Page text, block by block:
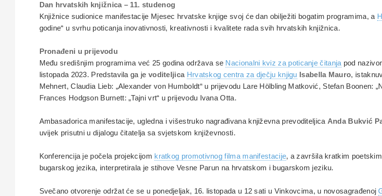
Dan hrvatskih knjižnica – 11. studenog
Knjižnice sudionice manifestacije Mjesec hrvatske knjige svoj će dan obilježiti bogatim programima, a
godine“ u svrhu poticanja inovativnosti, kreativnosti i kvalitete rada svih hrvatskih knjižnica.
Pronađeni u prijevodu
Među središnjim programima već 25 godina održava se Nacionalni kviz za poticanje čitanja pod
listopada 2023. Predstavila ga je voditeljica Hrvatskog centra za dječju knjigu Isabella Mauro,
Mehnert, Claudia Lieb: „Alexander von Humboldt“ u prijevodu Lare Hölbling Matković, Stefan Boonen:
Frances Hodgson Burnett: „Tajni vrt“ u prijevodu Ivana Otta.
Ambasadorica manifestacije, ugledna i višestruko nagrađivana književna prevoditeljica Anda Bukvić
uvijek prisutni u dijalogu čitatelja sa svjetskom književnosti.
Konferencija je počela projekcijom kratkog promotivnog filma manifestacije, a završila kratkim
bugarskog jezika, interpretirala je stihove Vesne Parun na hrvatskom i bugarskom jeziku.
Svečano otvorenje održat će se u ponedjeljak, 16. listopada u 12 sati u Vinkovcima, u novosagrađenoj